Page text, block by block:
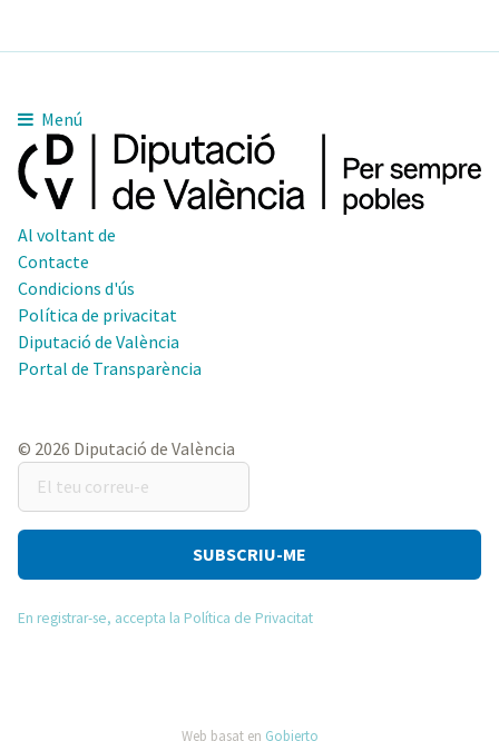
Menú
Al voltant de
Contacte
Condicions d'ús
Política de privacitat
Diputació de València
Portal de Transparència
© 2026 Diputació de València
El
teu
correu-
En registrar-se, accepta la Política de Privacitat
Web basat en Gobierto